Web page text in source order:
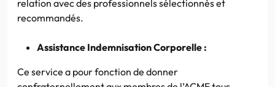
relation avec des professionnels sélectionnés et
recommandés.
Assistance Indemnisation Corporelle :
Ce service a pour fonction de donner